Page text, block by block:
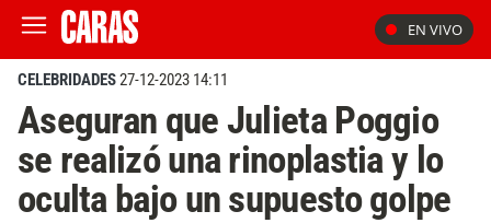
EN VIVO
CELEBRIDADES27-12-2023 14:11
Aseguran que Julieta Poggio
se realizó una rinoplastia y lo
oculta bajo un supuesto golpe